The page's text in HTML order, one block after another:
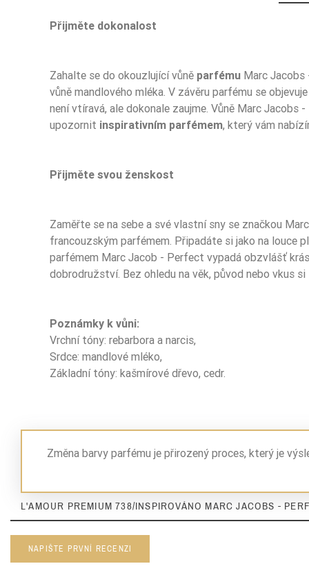
Přijměte dokonalost
Zahalte se do okouzlující vůně parfému Marc Jacobs
vůně mandlového mléka. V závěru parfému se
není vtíravá, ale dokonale zaujme. Vůně Marc
upozornit inspirativním parfémem, který vám
Přijměte svou ženskost
Zaměřte se na sebe a své vlastní sny se značkou
francouzským parfémem. Připadáte si jako na louce
parfémem Marc Jacob - Perfect vypadá obzvlášť
dobrodružství. Bez ohledu na věk, původ nebo vkus
Poznámky k vůni:
Vrchní tóny: rebarbora a narcis,
Srdce: mandlové mléko,
Základní tóny: kašmírové dřevo, cedr.
Ean13
Změna barvy parfému je přirozený proces, který je
L'AMOUR PREMIUM 738/INSPIROVÁNO MARC JACOBS -
NAPIŠTE PRVNÍ RECENZI